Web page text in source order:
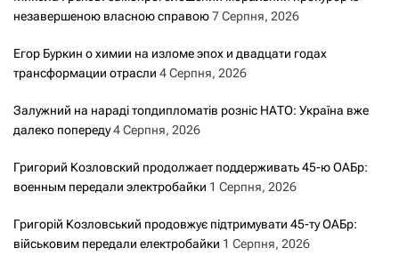
незавершеною власною справою7 Серпня, 2026
Егор Буркин о химии на изломе эпох и двадцати годах
трансформации отрасли 4 Серпня, 2026
Залужний на нараді топдипломатів розніс НАТО: Україна вже
далеко попереду4 Серпня, 2026
Григорий Козловский продолжает поддерживать 45-ю ОАБр:
военным передали электробайки 1 Серпня, 2026
Григорій Козловський продовжує підтримувати 45-ту ОАБр:
військовим передали електробайки 1 Серпня, 2026